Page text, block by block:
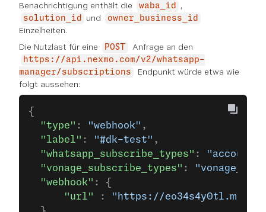
Benachrichtigung enthält die
waba_id ,
solution_id und owner_business_id
Einzelheiten.
Die Nutzlast für eine
POST Anfrage an den
https://api.nexmo.com/v2/whatsapp-
manager/subscriptions
Endpunkt würde etwa wie
folgt aussehen:
{
  "type"
: "webhook" ,
  "label"
: "#dk-test" ,
  "whatsapp_subscribe_types"
:
  "vonage_subscribe_types"
:
  "webhook"
: {
      "url"
:
"https://